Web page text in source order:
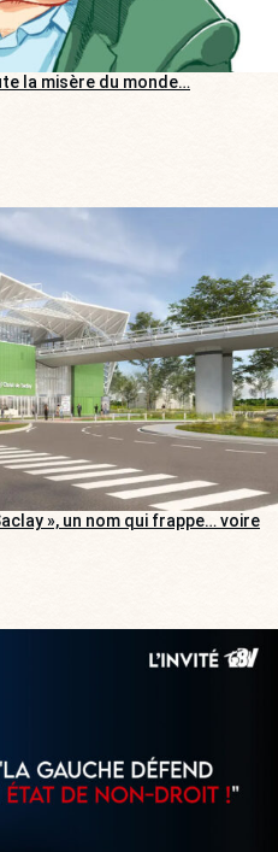
la misère du monde…
», un nom qui frappe… voire